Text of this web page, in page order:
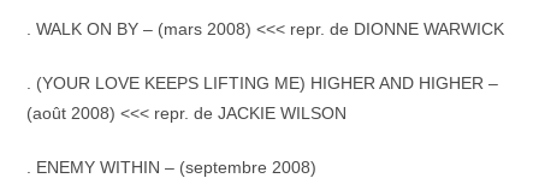
. WALK ON BY – (mars 2008) <<< repr. de DIONNE WARWICK
. (YOUR LOVE KEEPS LIFTING ME) HIGHER AND HIGHER –
(août 2008) <<< repr. de JACKIE WILSON
. ENEMY WITHIN – (septembre 2008)